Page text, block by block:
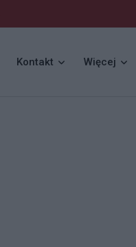
Kontakt Więcej